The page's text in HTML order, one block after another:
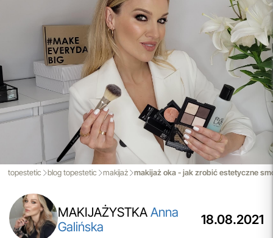
Porady Kosmetologów
Nowa jakość pielęgnacji z Topestetic! Skorzystaj z
indywidualnej konsultacjikosmetologicznej, która
pomoże Ci dobrać idealne produkty do potrzeb Twojej
skóry. Zaufaj naszym specjalistom i zadbaj o swoją cerę jak
nigdy dotąd!
przeczytaj więcej
Aktualizacja Regulaminów
Zmiany obowiązują od 27.04.2026.
Korzystanie ze Sklepu Internetowego lub Konta po tym
terminie oznacza akceptację wprowadzonych zmian.
przeczytaj więcej
topestetic blog topestetic makijaż makijaż oka - jak zrobić estetyczne
MAKIJAŻYSTKA Anna
Galińska
18.08.2021